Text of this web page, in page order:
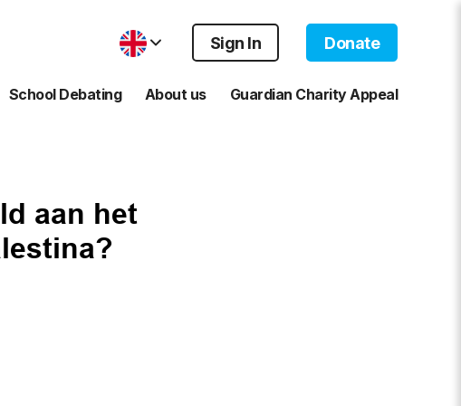
Sign In Donate
School Debating About us Guardian Charity Appeal
aan het